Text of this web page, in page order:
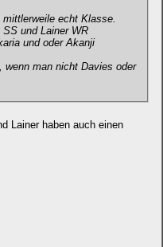
echt Klasse.
und Lainer WR
und oder Akanji
man nicht Davies oder
Lainer haben auch einen